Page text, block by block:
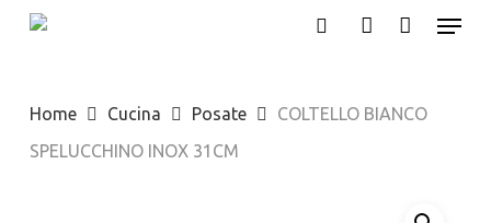
Skip
content
Menu
Home Cucina Posate
COLTELLO BIANCO
SPELUCCHINO INOX 31CM